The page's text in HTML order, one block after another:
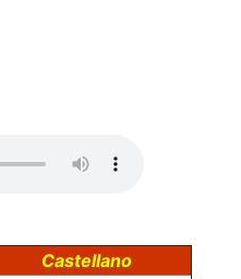
Castellano